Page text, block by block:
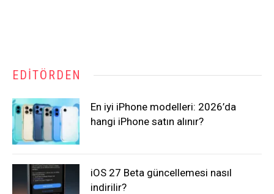
EDITÖRDEN
En iyi iPhone modelleri: 2026’da
hangi iPhone satın alınır?
iOS 27 Beta güncellemesi nasıl
indirilir?